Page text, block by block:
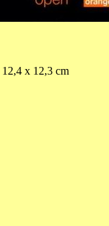
12,4x 12,3cm